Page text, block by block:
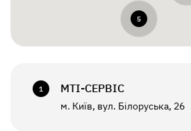
5
1 МТI-СЕРВІС
м. Київ, вул. Білоруська, 26